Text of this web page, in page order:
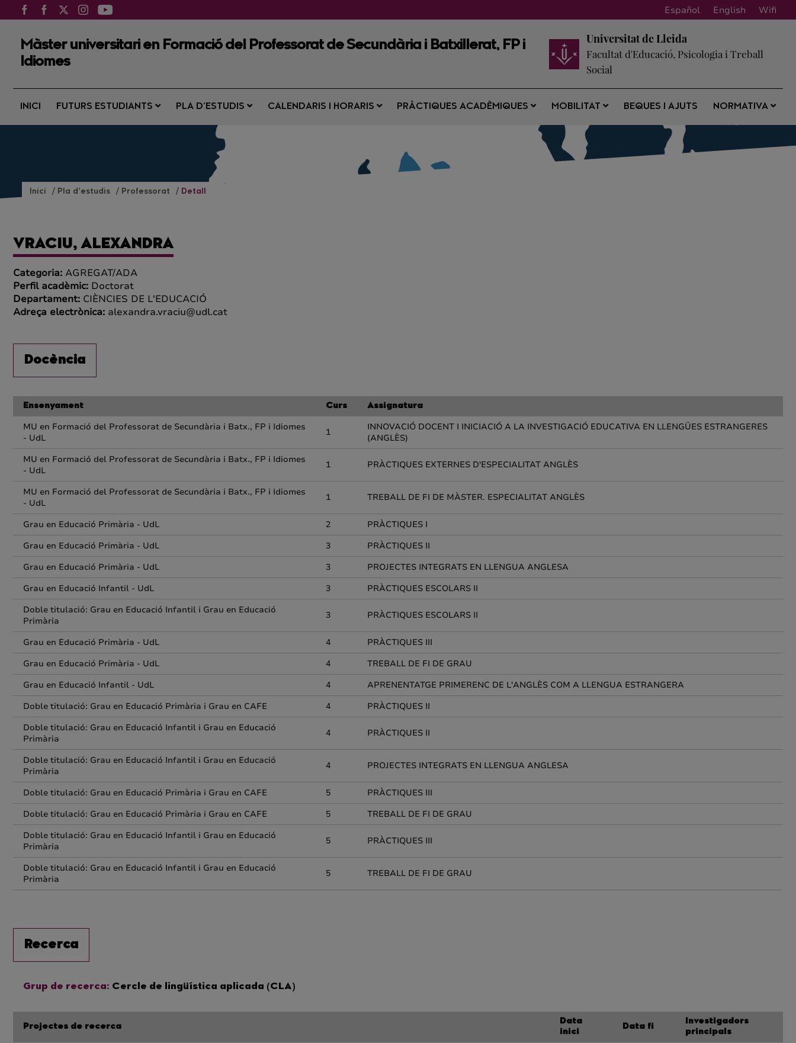
Español English Wifi
Màster universitari en Formació del Professorat de Secundària i Batxillerat, FP i
Idiomes
Universitat de Lleida
Facultat d'Educació, Psicologia i Treball
Social
INICI FUTURS ESTUDIANTS PLA D’ESTUDIS CALENDARIS I HORARIS PRÀCTIQUES ACADÈMIQUES MOBILITAT BEQUES I AJUTS NORMATIVA
Inici Pla d’estudis Professorat Detall
VRACIU, ALEXANDRA
Categoria: AGREGAT/ADA
Perfil acadèmic: Doctorat
Departament: CIÈNCIES DE L'EDUCACIÓ
Adreça electrònica: alexandra.vraciu@udl.cat
Docència
Ensenyament Curs Assignatura
MU en Formació del Professorat de Secundària i Batx., FP i Idiomes
- UdL
1
INNOVACIÓ DOCENT I INICIACIÓ A LA INVESTIGACIÓ EDUCATIVA EN LLENGÜES ESTRANGERES
(ANGLÈS)
MU en Formació del Professorat de Secundària i Batx., FP i Idiomes
- UdL
1 PRÀCTIQUES EXTERNES D'ESPECIALITAT ANGLÈS
MU en Formació del Professorat de Secundària i Batx., FP i Idiomes
- UdL
1 TREBALL DE FI DE MÀSTER. ESPECIALITAT ANGLÈS
Grau en Educació Primària - UdL 2
PRÀCTIQUES I
Grau en Educació Primària - UdL
3
PRÀCTIQUES II
Grau en Educació Primària - UdL
3
PROJECTES INTEGRATS EN LLENGUA ANGLESA
Grau en Educació Infantil - UdL
3
PRÀCTIQUES ESCOLARS II
Doble titulació: Grau en Educació Infantil i Grau en Educació
Primària
3 PRÀCTIQUES ESCOLARS II
Grau en Educació Primària - UdL 4
PRÀCTIQUES III
Grau en Educació Primària - UdL
4
TREBALL DE FI DE GRAU
Grau en Educació Infantil - UdL
4
APRENENTATGE PRIMERENC DE L'ANGLÈS COM A LLENGUA ESTRANGERA
Doble titulació: Grau en Educació Primària i Grau en CAFE
4
PRÀCTIQUES II
Doble titulació: Grau en Educació Infantil i Grau en Educació
Primària
4 PRÀCTIQUES II
Doble titulació: Grau en Educació Infantil i Grau en Educació
Primària
4 PROJECTES INTEGRATS EN LLENGUA ANGLESA
Doble titulació: Grau en Educació Primària i Grau en CAFE 5
PRÀCTIQUES III
Doble titulació: Grau en Educació Primària i Grau en CAFE
5
TREBALL DE FI DE GRAU
Doble titulació: Grau en Educació Infantil i Grau en Educació
Primària
5 PRÀCTIQUES III
Doble titulació: Grau en Educació Infantil i Grau en Educació
Primària
5 TREBALL DE FI DE GRAU
Recerca
Grup de recerca: Cercle de lingüística aplicada (CLA)
Projectes de recerca
Data
inici
Data fi
Investigadors
principals